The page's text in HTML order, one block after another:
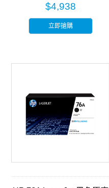
$4,938
立即搶購